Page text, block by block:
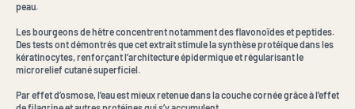
peau.
Les bourgeons de hêtre concentrent notamment des flavonoïdes et peptides.
Des tests ont démontrés que cet extrait stimule la synthèse protéique dans les
kératinocytes, renforçant l’architecture épidermique et régularisant le
microrelief cutané superficiel.
Par effet d’osmose, l’eau est mieux retenue dans la couche cornée grâce à l’effet